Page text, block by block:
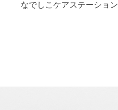
なでしこケアステーション